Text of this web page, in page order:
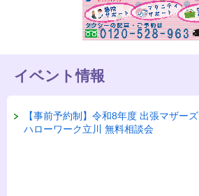
イベント情報
【事前予約制】令和8年度 出張マザーズ
ハローワーク立川 無料相談会